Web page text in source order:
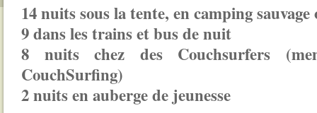
14 nuits sous la tente, en camping
9 dans les trains et bus de nuit
8 nuits chez des Couchsurfers
CouchSurfing)
2 nuits en auberge de jeunesse